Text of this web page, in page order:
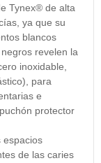
Tynex® de alta
ya que su
blancos
revelen la
inoxidable,
para
e
protector
espacios
de las caries